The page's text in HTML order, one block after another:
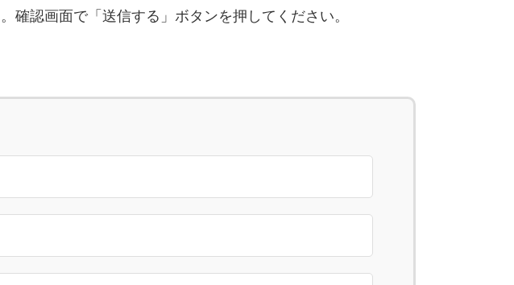
認画面で「送信する」ボタンを押してください。